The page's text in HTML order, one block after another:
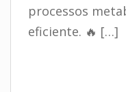
processos
eficiente. 🔥 […]